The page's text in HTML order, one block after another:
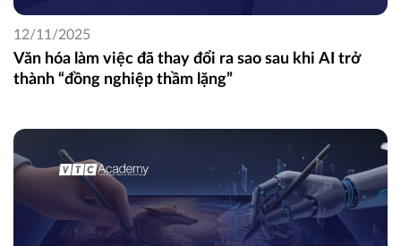
Văn hóa làm việc đã thay đổi ra sao sau khi AI trở
thành “đồng nghiệp thầm lặng”
12/11/2025